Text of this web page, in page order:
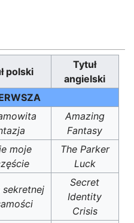
polski
Tytuł
angielski
Amazing
Fantasy
moje
The Parker
Luck
sekretnej
Secret
Identity
Crisis